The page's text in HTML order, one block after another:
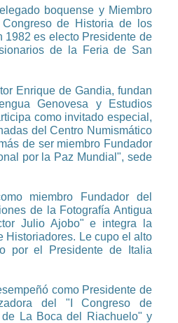
boquense y Miembro
de Historia de los
1982 es electo Presidente de
de la Feria de San
Enrique de Gandia, fundan
Genovesa y Estudios
como invitado especial,
del Centro Numismático
de ser miembro Fundador
por la Paz Mundial", sede
miembro Fundador del
de la Fotografía Antigua
Julio Ajobo" e integra la
Historiadores. Le cupo el alto
por el Presidente de Italia
como Presidente de
del "I Congreso de
La Boca del Riachuelo" y